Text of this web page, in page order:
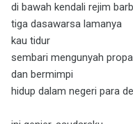
di bawah kendali rejim
tiga dasawarsa lamanya
kau tidur
sembari mengunyah
dan bermimpi
hidup dalam negeri para